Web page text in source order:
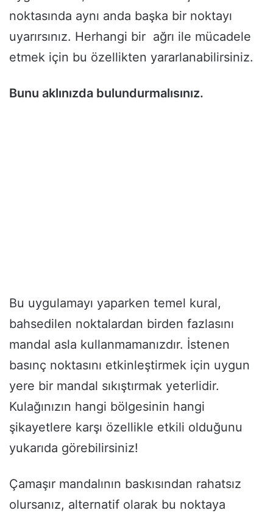
noktasında aynı anda başka bir noktayı
uyarırsınız. Herhangi bir ağrı ile mücadele
etmek için bu özellikten yararlanabilirsiniz.
Bunu aklınızda bulundurmalısınız.
Bu uygulamayı yaparken temel kural,
bahsedilen noktalardan birden fazlasını
mandal asla kullanmamanızdır. İstenen
basınç noktasını etkinleştirmek için uygun
yere bir mandal sıkıştırmak yeterlidir.
Kulağınızın hangi bölgesinin hangi
şikayetlere karşı özellikle etkili olduğunu
yukarıda görebilirsiniz!
Çamaşır mandalının baskısından rahatsız
olursanız, alternatif olarak bu noktaya